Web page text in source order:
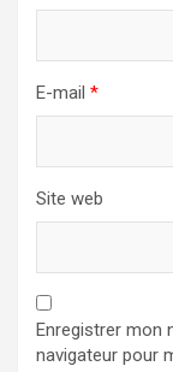
E-mail *
Site web
Enregistrer mon
navigateur pour